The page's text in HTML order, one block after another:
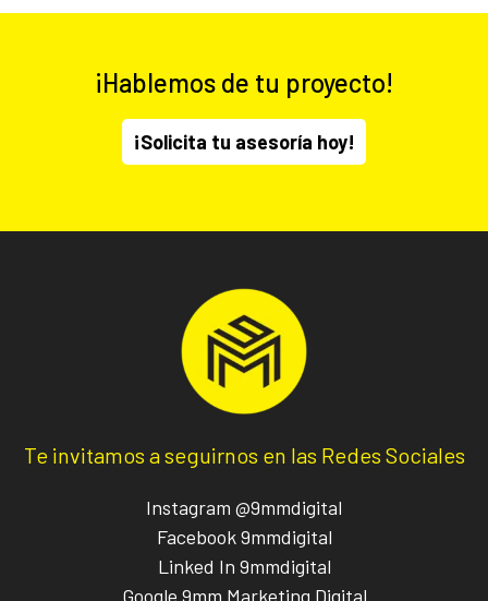
¡Hablemos de tu proyecto!
¡Solicita tu asesoría hoy!
Te invitamos a seguirnos en las Redes Sociales
Instagram @9mmdigital
Facebook 9mmdigital
Linked In 9mmdigital
Google 9mm Marketing Digital